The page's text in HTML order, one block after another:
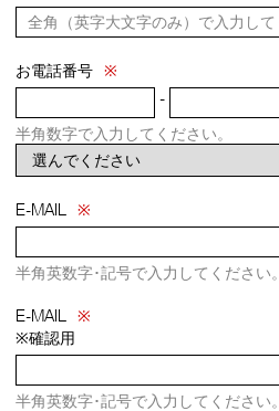
お電話番号 ※
-
半角数字で入力してください。
E-MAIL ※
半角英数字･記号で入力してください。
E-MAIL
※
※確認用
半角英数字･記号で入力してください。